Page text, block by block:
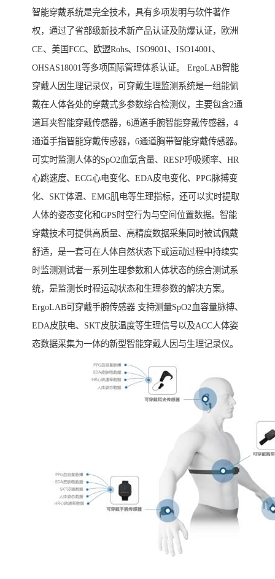
智能穿戴系统是完全技术，具有多项发明与软件著作
权，通过了省部级新技术新产品认证及防爆认证，欧洲
CE、美国FCC、欧盟Rohs、ISO9001、ISO14001、
OHSAS18001等多项国际管理体系认证。 ErgoLAB智能
穿戴人因生理记录仪，可穿戴生理监测系统是一组能佩
戴在人体各处的穿戴式多参数综合检测仪，主要包含2通
道耳夹智能穿戴传感器，6通道手腕智能穿戴传感器，4
通道手指智能穿戴传感器，6通道胸带智能穿戴传感器。
可实时监测人体的SpO2血氧含量、RESP呼吸频率、HR
心跳速度、ECG心电变化、EDA皮电变化、PPG脉搏变
化、SKT体温、EMG肌电等生理指标，还可以实时提取
人体的姿态变化和GPS时空行为与空间位置数据。智能
穿戴技术可提供高质量、高精度数据采集同时被试佩戴
舒适，是一套可在人体自然状态下或运动过程中持续实
时监测测试者一系列生理参数和人体状态的综合测试系
统，是监测长时程运动状态和生理参数的解决方案。
ErgoLAB可穿戴手腕传感器 支持测量SpO2血容量脉搏、
EDA皮肤电、SKT皮肤温度等生理信号以及ACC人体姿
态数据采集为一体的新型智能穿戴人因与生理记录仪。